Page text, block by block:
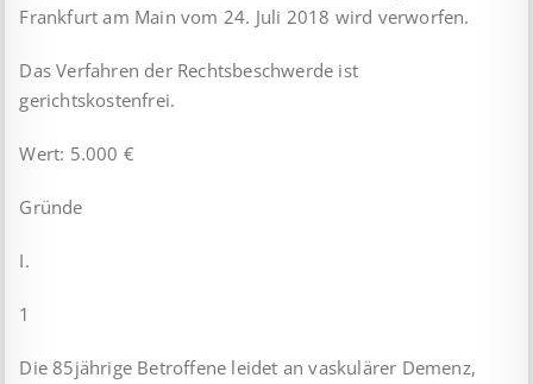
Frankfurt am Main vom 24. Juli 2018 wird verworfen.
Das Verfahren der Rechtsbeschwerde ist
gerichtskostenfrei.
Wert: 5.000 €
Gründe
I.
1
Die 85jährige Betroffene leidet an vaskulärer Demenz,